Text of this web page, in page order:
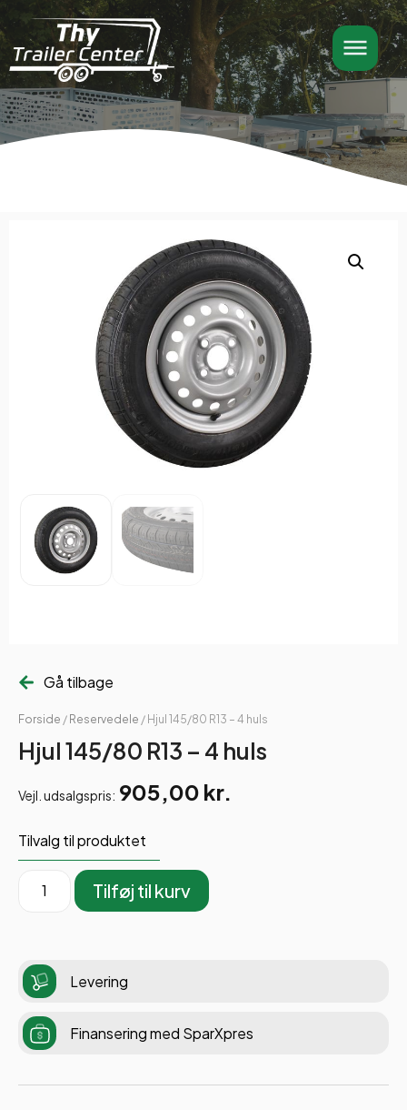
Gå tilbage
Forside / Reservedele / Hjul 145/80 R13 – 4 huls
Hjul 145/80 R13 – 4 huls
Vejl. udsalgspris: 905,00 kr.
Tilvalg til produktet
Tilføj til kurv
Levering
Finansering med SparXpres